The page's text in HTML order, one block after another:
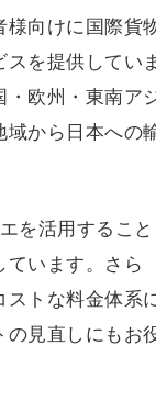
様向けに国際貨
スを提供してい
・欧州・東南ア
域から日本への
を活用すること
ています。さら
ストな料金体系
の見直しにもお